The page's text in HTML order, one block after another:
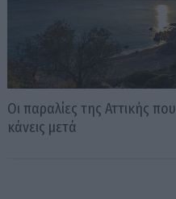
Οι παραλίες της Αττικής
κάνεις μετά